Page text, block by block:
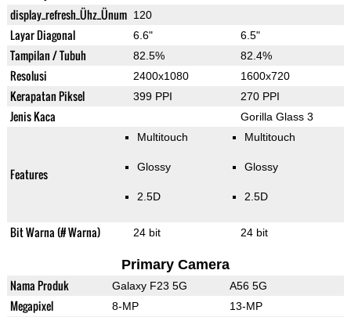
display_refresh_Ühz_Ünum 120
Layar Diagonal 6.6" 6.5"
Tampilan / Tubuh 82.5% 82.4%
Resolusi 2400x1080 1600x720
Kerapatan Piksel 399 PPI 270 PPI
Jenis Kaca Gorilla Glass 3
Features
Multitouch
Glossy
2.5D
Multitouch
Glossy
2.5D
Bit Warna (# Warna) 24 bit 24 bit
Primary Camera
Nama Produk Galaxy F23 5G A56 5G
Megapixel 8-MP 13-MP